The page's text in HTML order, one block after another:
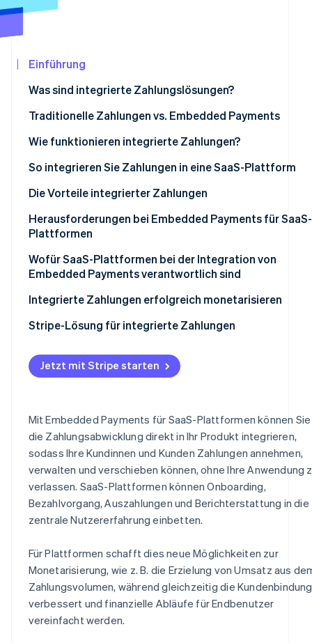
Climate
CO₂-Entnahme
Identity
Stripe-Sessions 2026
Erfahren Sie, wie Stripe Lösungen für
Jetzt ansehen
Einführung
Was sind integrierte Zahlungslösungen?
Traditionelle Zahlungen vs. Embedded Payments
Wie funktionieren integrierte Zahlungen?
Herkömmliches Zahlungsvermittlungsmodell (Payfac)
Plattformen
So integrieren Sie Zahlungen in eine SaaS-Plattform
Die Vorteile integrierter Zahlungen
Wachstum des bestehenden Umsatzes
Bessere Kontrolle über die Kundenerfahrung
Effizientere Fehlerbehebung
Schnellere, kostengünstigere Implementierung
Erhöhte Skalierbarkeit
Bessere Daten und Analysen
Schnelleres Onboarding
Konsolidierte Zahlungsverwaltung
Zuverlässigkeit bei Skalierung
Herausforderungen bei Embedded Payments für SaaS-
Plattformen
Wofür SaaS-Plattformen bei der Integration von
Embedded Payments verantwortlich sind
Integrierte Zahlungen erfolgreich monetarisieren
Transaktionsgebühren
Premium-Funktionen
Daten und Analysen
Mit Stripe Balance bezahlen
Gängige Preismodelle für Embedded Payments bei
Plattformen
Embedded Payments als Strategie zur Monetarisierung
Stripe-Lösung für integrierte Zahlungen
Jetzt mit Stripe starten
Mit Embedded Payments für SaaS-Plattformen können Sie
die Zahlungsabwicklung direkt in Ihr Produkt integrieren,
sodass Ihre Kundinnen und Kunden Zahlungen annehmen,
verwalten und verschieben können, ohne Ihre Anwendung
verlassen. SaaS-Plattformen können Onboarding,
Bezahlvorgang, Auszahlungen und Berichterstattung in die
zentrale Nutzererfahrung einbetten.
Für Plattformen schafft dies neue Möglichkeiten zur
Monetarisierung, wie z. B. die Erzielung von Umsatz aus
Zahlungsvolumen, während gleichzeitig die Kundenbindung
verbessert und finanzielle Abläufe für Endbenutzer
vereinfacht werden.